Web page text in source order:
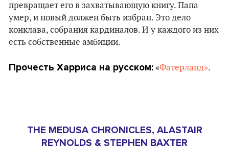
превращает его в захватывающую книгу. Папа
умер, и новый должен быть избран. Это дело
конклава, собрания кардиналов. И у каждого из них
есть собственные амбиции.
Прочесть Харриса на русском: «Фатерланд».
THE MEDUSA CHRONICLES, ALASTAIR
REYNOLDS & STEPHEN BAXTER